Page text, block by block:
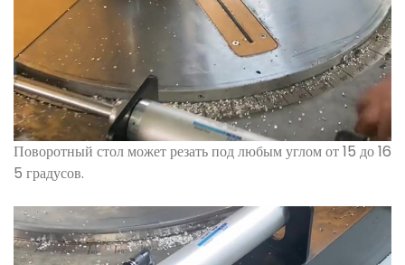
Поворотный стол может резать под любым углом от 15 до 16
5 градусов.